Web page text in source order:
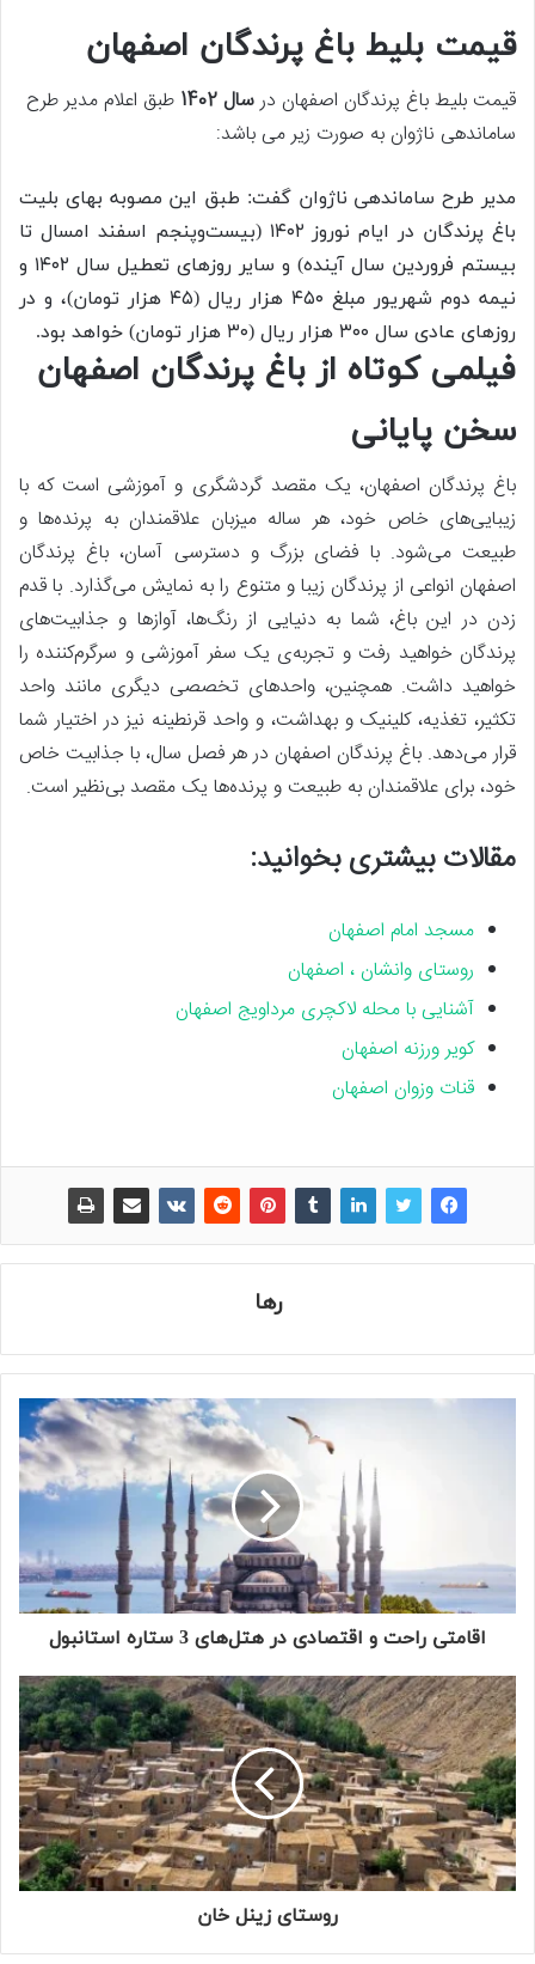
قیمت بلیط باغ پرندگان اصفهان
قیمت بلیط باغ پرندگان اصفهان درسال 1402
طبق اعلام مدیر طرح
ساماندهی ناژوان به صورت زیر می باشد:
مدیر طرح ساماندهی ناژوان گفت: طبق این مصوبه بهای بلیت
باغ پرندگان در ایام نوروز ۱۴۰۲ (بیست‌وپنجم اسفند امسال تا
بیستم فروردین سال آینده) و سایر روزهای تعطیل سال ۱۴۰۲ و
نیمه دوم شهریور مبلغ ۴۵۰ هزار ریال (۴۵ هزار تومان)، و در
روزهای عادی سال ۳۰۰ هزار ریال (۳۰ هزار تومان) خواهد بود.
فیلمی کوتاه از باغ پرندگان اصفهان
سخن پایانی
باغ پرندگان اصفهان، یک مقصد گردشگری و آموزشی است که با
زیبایی‌های خاص خود، هر ساله میزبان علاقمندان به پرنده‌ها و
طبیعت می‌شود. با فضای بزرگ و دسترسی آسان، باغ پرندگان
اصفهان انواعی از پرندگان زیبا و متنوع را به نمایش می‌گذارد. با قدم
زدن در این باغ، شما به دنیایی از رنگ‌ها، آوازها و جذابیت‌های
پرندگان خواهید رفت و تجربه‌ی یک سفر آموزشی و سرگرم‌کننده را
خواهید داشت. همچنین، واحدهای تخصصی دیگری مانند واحد
تکثیر، تغذیه، کلینیک و بهداشت، و واحد قرنطینه نیز در اختیار شما
قرار می‌دهد. باغ پرندگان اصفهان در هر فصل سال، با جذابیت خاص
خود، برای علاقمندان به طبیعت و پرنده‌ها یک مقصد بی‌نظیر است.
مقالات بیشتری بخوانید:
مسجد امام اصفهان
روستای وانشان ، اصفهان
آشنایی با محله لاکچری مرداویج اصفهان
کویر ورزنه اصفهان
قنات وزوان اصفهان
رها
اقامتی راحت و اقتصادی در هتل‌های 3 ستاره استانبول
روستای زینل خان